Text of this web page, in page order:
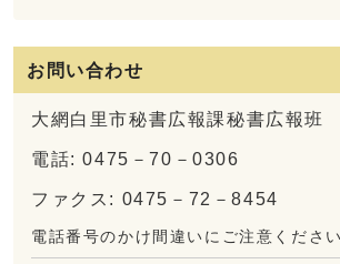
お問い合わせ
大網白里市秘書広報課秘書広報班
電話: 0475－70－0306
ファクス: 0475－72－8454
電話番号のかけ間違いにご注意ください